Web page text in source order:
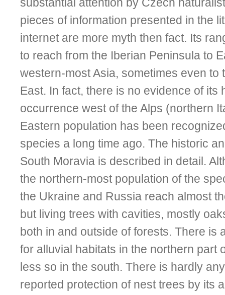
pieces of information presented in the
internet are more myth then fact. Its
to reach from the Iberian Peninsula to
western-most Asia, sometimes even to
East. In fact, there is no evidence of its
occurrence west of the Alps (northern
Eastern population has been
species a long time ago. The historic
South Moravia is described in detail.
the northern-most population of the
the Ukraine and Russia reach almost
but living trees with cavities, mostly
both in and outside of forests. There is
for alluvial habitats in the northern part
less so in the south. There is hardly
reported protection of nest trees by its